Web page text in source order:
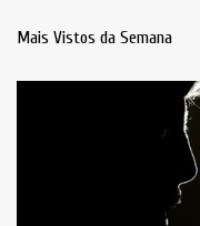
Mais Vistos da Semana